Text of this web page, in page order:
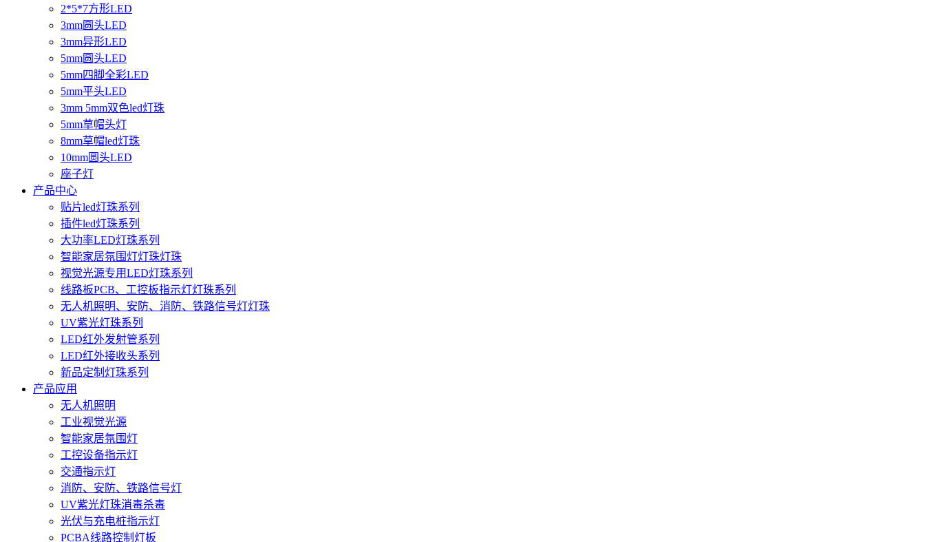
2*5*7方形LED
3mm圆头LED
3mm异形LED
5mm圆头LED
5mm四脚全彩LED
5mm平头LED
3mm 5mm双色led灯珠
5mm草帽头灯
8mm草帽led灯珠
10mm圆头LED
座子灯
产品中心
贴片led灯珠系列
插件led灯珠系列
大功率LED灯珠系列
智能家居氛围灯灯珠灯珠
视觉光源专用LED灯珠系列
线路板PCB、工控板指示灯灯珠系列
无人机照明、安防、消防、铁路信号灯灯珠
UV紫光灯珠系列
LED红外发射管系列
LED红外接收头系列
新品定制灯珠系列
产品应用
无人机照明
工业视觉光源
智能家居氛围灯
工控设备指示灯
交通指示灯
消防、安防、铁路信号灯
UV紫光灯珠消毒杀毒
光伏与充电桩指示灯
PCBA线路控制灯板